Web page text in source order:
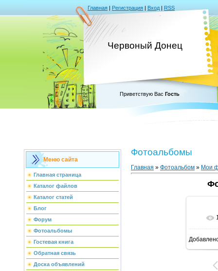
Главная | Регистрация | Вход | RSS
Червоный Донец
Приветствую Вас Гость
Меню сайта
Главная страница
Каталог файлов
Каталог статей
Блог
Форум
Фотоальбомы
Гостевая книга
Обратная связь
Доска объявлений
Фотоальбомы
Главная » Фотоальбом » Мои